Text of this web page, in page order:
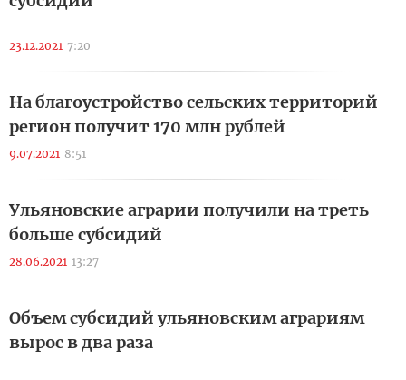
23.12.2021 7:20
На благоустройство сельских территорий
регион получит 170 млн рублей
9.07.2021 8:51
Ульяновские аграрии получили на треть
больше субсидий
28.06.2021 13:27
Объем субсидий ульяновским аграриям
вырос в два раза